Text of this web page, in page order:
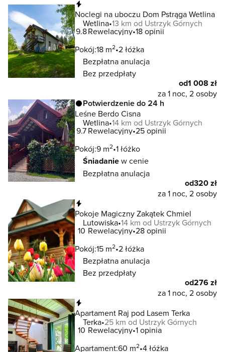
Noclegi na uboczu Dom Pstrąga Wetlina
Wetlina 13 km od Ustrzyk Górnych
9.8Rewelacyjny 18 opinii
Pokój:18 m2 2 łóżka
Bezpłatna anulacja
Bez przedpłaty
od1 008 zł
za 1 noc, 2 osoby
Potwierdzenie do 24 h
Leśne Berdo Cisna
Wetlina 14 km od Ustrzyk Górnych
9.7Rewelacyjny 25 opinii
Pokój:9 m2 1 łóżko
Śniadaniew cenie
Bezpłatna anulacja
od320 zł
za 1 noc, 2 osoby
Pokoje Magiczny Zakątek Chmiel
Lutowiska 14 km od Ustrzyk Górnych
10 Rewelacyjny 28 opinii
Pokój:15 m2 2 łóżka
Bezpłatna anulacja
Bez przedpłaty
od276 zł
za 1 noc, 2 osoby
Apartament Raj pod Lasem Terka
Terka 25 km od Ustrzyk Górnych
10 Rewelacyjny 1 opinia
Apartament:60 m2 4 łóżka